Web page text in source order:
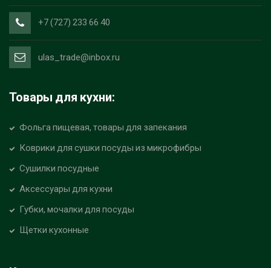
+7 (727) 233 66 40
ulas_trade@inbox.ru
Товары для кухни:
Фольга пищевая, товары для запекания
Коврики для сушки посуды из микрофибры
Сушилки посудные
Аксессуары для кухни
Губки, мочалки для посуды
Щетки кухонные